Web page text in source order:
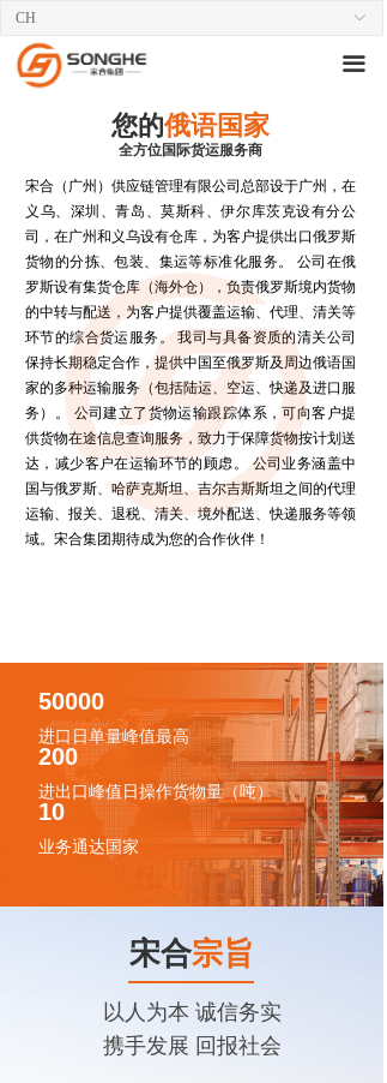
끀
ꀅ
CH
您的俄语国家
全方位国际货运服务商
宋合（广州）供应链管理有限公司总部设于广州，在
义乌、深圳、青岛、莫斯科、伊尔库茨克设有分公
司，在广州和义乌设有仓库，为客户提供出口俄罗斯
货物的分拣、包装、集运等标准化服务。 公司在俄
罗斯设有集货仓库（海外仓），负责俄罗斯境内货物
的中转与配送，为客户提供覆盖运输、代理、清关等
环节的综合货运服务。 我司与具备资质的清关公司
保持长期稳定合作，提供中国至俄罗斯及周边俄语国
家的多种运输服务（包括陆运、空运、快递及进口服
务）。 公司建立了货物运输跟踪体系，可向客户提
供货物在途信息查询服务，致力于保障货物按计划送
达，减少客户在运输环节的顾虑。 公司业务涵盖中
国与俄罗斯、哈萨克斯坦、吉尔吉斯斯坦之间的代理
运输、报关、退税、清关、境外配送、快递服务等领
域。宋合集团期待成为您的合作伙伴！
宋合宗旨
以人为本 诚信务实
携手发展 回报社会
50000
进口日单量峰值最高
200
进出口峰值日操作货物量（吨）
10
业务通达国家